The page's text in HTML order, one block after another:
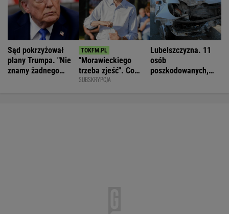
Sąd pokrzyżował
plany Trumpa. "Nie
znamy żadnego
"Morawieckiego
trzeba zjeść". Co
dzieje się w PiS?
SUBSKRYPCJA
Lubelszczyzna. 11
osób
poszkodowanych,